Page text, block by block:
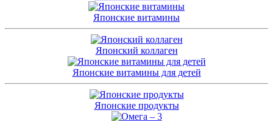
Японские витамины
Японский коллаген
Японские витамины для детей
Японские продукты